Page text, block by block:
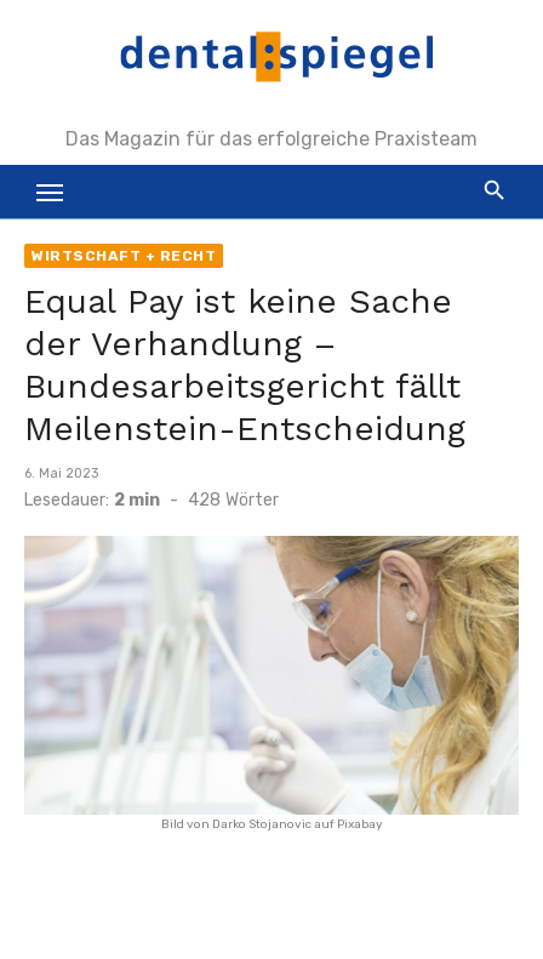
Das Magazin für das erfolgreiche Praxisteam
WIRTSCHAFT + RECHT
Equal Pay ist keine Sache
der Verhandlung –
Bundesarbeitsgericht fällt
Meilenstein-Entscheidung
Veröffentlicht
am
6. Mai 2023
Lesedauer: 2 min - 428 Wörter
Bild von Darko Stojanovicauf Pixabay